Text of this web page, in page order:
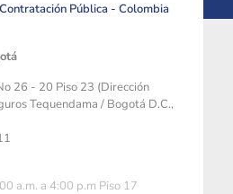
Pública - Colombia
26 - 20 Piso 23 (Dirección
Tequendama / Bogotá D.C.,
a.m. a 4:00 p.m Piso 17